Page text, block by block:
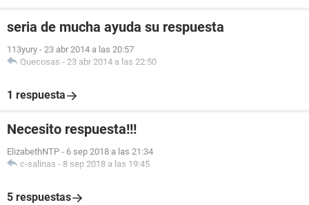
seria de mucha ayuda su respuesta
113yury - 23 abr 2014 a las 20:57
Quecosas - 23 abr 2014 a las 22:50
1 respuesta
Necesito respuesta!!!
ElizabethNTP - 6 sep 2018 a las 21:34
c-salinas - 8 sep 2018 a las 19:45
5 respuestas